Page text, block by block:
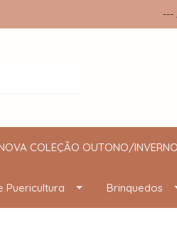
---
COLEÇÃO OUTONO/
Puericultura Brinquedos